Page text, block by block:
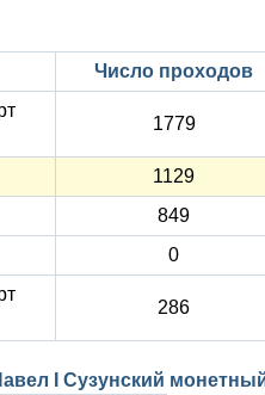
Число проходов
1779
1129
849
0
286
I Сузунский